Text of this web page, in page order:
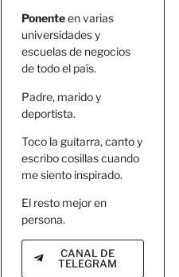
Ponenteen varias
universidades y
escuelas de negocios
de todo el país.
Padre, marido y
deportista.
Toco la guitarra, canto y
escribo cosillas cuando
me siento inspirado.
El resto mejor en
persona.
CANAL DE
TELEGRAM